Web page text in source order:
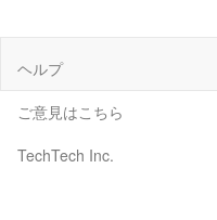
ヘルプ
ご意見はこちら
TechTech Inc.